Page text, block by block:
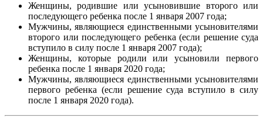
Женщины, родившие или усыновившие второго или
последующего ребенка после 1 января 2007 года;
Мужчины, являющиеся единственными усыновителями
второго или последующего ребенка (если решение суда
вступило в силу после 1 января 2007 года);
Женщины, которые родили или усыновили первого
ребенка после 1 января 2020 года;
Мужчины, являющиеся единственными усыновителями
первого ребенка (если решение суда вступило в силу
после 1 января 2020 года).